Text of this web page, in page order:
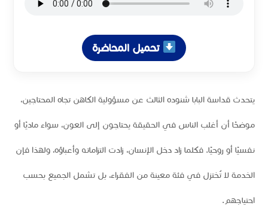
تحميل المحاضرة
يتحدث قداسة البابا شنوده الثالث عن مسؤولية الكاهن تجاه المحتاجين،
موضحًا أن أغلب الناس في الحقيقة يحتاجون إلى العون، سواء ماديًا أو
نفسيًا أو روحيًا. فكلما زاد دخل الإنسان، زادت التزاماته وأعباؤه، ولهذا فإن
الخدمة لا تُختزل في فئة معينة من الفقراء، بل تشمل الجميع بحسب
احتياجهم.